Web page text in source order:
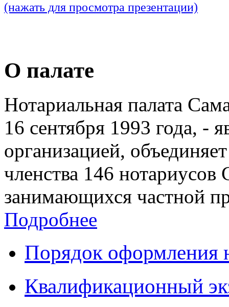
(нажать для просмотра презентации)
О палате
Нотариальная палата
16 сентября 1993 года, -
организацией,
членства 146 нотариусов
занимающихся частной
Подробнее
Порядок оформления
Квалификационный